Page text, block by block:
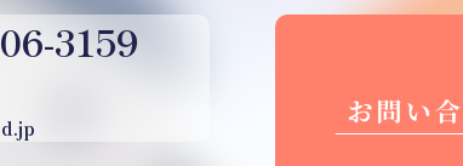
3159